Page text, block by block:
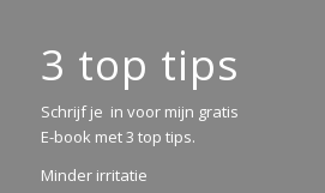
3 top tips
Schrijf je in voor mijn gratis
E-book met 3 top tips.
Minder irritatie